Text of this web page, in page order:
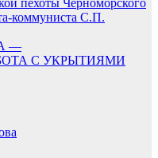
пехоты Черноморского
коммуниста С.П.
—
С УКРЫТИЯМИ